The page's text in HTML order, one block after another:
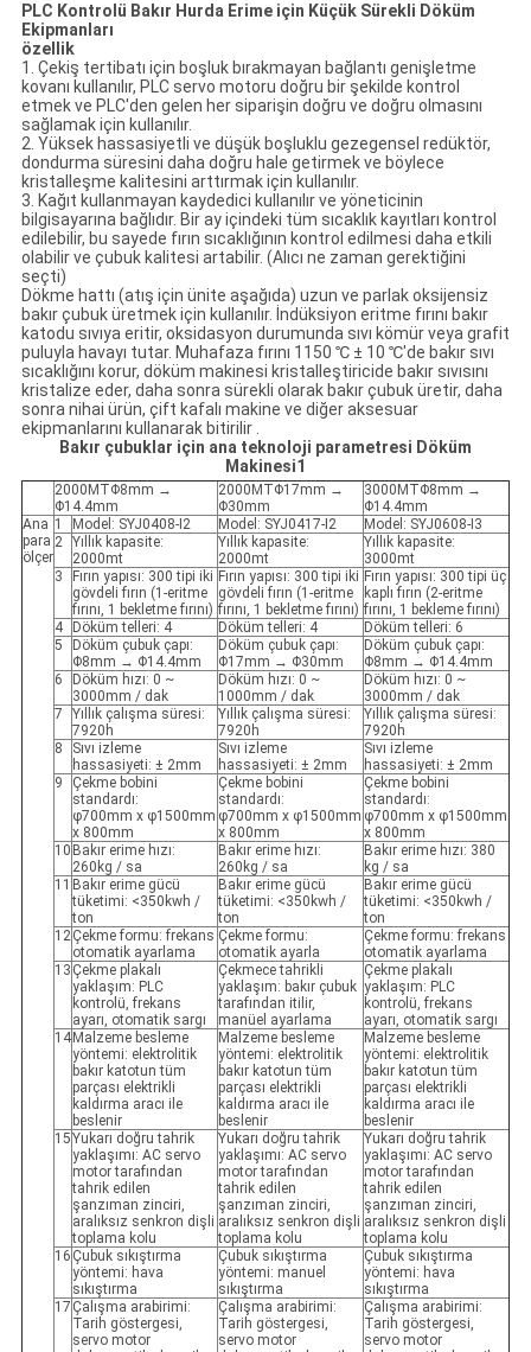
PLC Kontrolü Bakır Hurda Erime için Küçük Sürekli Döküm
Ekipmanları
özellik
1. Çekiş tertibatı için boşluk bırakmayan bağlantı genişletme
kovanı kullanılır, PLC servo motoru doğru bir şekilde kontrol
etmek ve PLC'den gelen her siparişin doğru ve doğru olmasını
sağlamak için kullanılır.
2. Yüksek hassasiyetli ve düşük boşluklu gezegensel redüktör,
dondurma süresini daha doğru hale getirmek ve böylece
kristalleşme kalitesini arttırmak için kullanılır.
3. Kağıt kullanmayan kaydedici kullanılır ve yöneticinin
bilgisayarına bağlıdır. Bir ay içindeki tüm sıcaklık kayıtları kontrol
edilebilir, bu sayede fırın sıcaklığının kontrol edilmesi daha etkili
olabilir ve çubuk kalitesi artabilir. (Alıcı ne zaman gerektiğini
seçti)
Dökme hattı (atış için ünite aşağıda) uzun ve parlak oksijensiz
bakır çubuk üretmek için kullanılır. İndüksiyon eritme fırını bakır
katodu sıvıya eritir, oksidasyon durumunda sıvı kömür veya grafit
puluyla havayı tutar. Muhafaza fırını 1150 ℃ ± 10 ℃'de bakır sıvı
sıcaklığını korur, döküm makinesi kristalleştiricide bakır sıvısını
kristalize eder, daha sonra sürekli olarak bakır çubuk üretir, daha
sonra nihai ürün, çift kafalı makine ve diğer aksesuar
ekipmanlarını kullanarak bitirilir .
Bakır çubuklar için ana teknoloji parametresi Döküm
Makinesi1
2000MTΦ8mm →
Φ14.4mm
2000MTΦ17mm →
Φ30mm
3000MTΦ8mm →
Φ14.4mm
Ana
para
ölçer
1 Model: SYJ0408-I2 Model: SYJ0417-I2
Model: SYJ0608-I3
2 Yıllık kapasite:
2000mt
Yıllık kapasite:
2000mt
Yıllık kapasite:
3000mt
3
Fırın yapısı: 300 tipi iki
gövdeli fırın (1-eritme
fırını, 1 bekletme fırını)
Fırın yapısı: 300 tipi iki
gövdeli fırın (1-eritme
fırını, 1 bekletme fırını)
Fırın yapısı: 300 tipi üç
kaplı fırın (2-eritme
fırını, 1 bekleme fırını)
4
Döküm telleri: 4 Döküm telleri: 4
Döküm telleri: 6
5
Döküm çubuk çapı:
Φ8mm → Φ14.4mm
Döküm çubuk çapı:
Φ17mm → Φ30mm
Döküm çubuk çapı:
Φ8mm → Φ14.4mm
6
Döküm hızı: 0 ~
3000mm / dak
Döküm hızı: 0 ~
1000mm / dak
Döküm hızı: 0 ~
3000mm / dak
7
Yıllık çalışma süresi:
7920h
Yıllık çalışma süresi:
7920h
Yıllık çalışma süresi:
7920h
8
Sıvı izleme
hassasiyeti: ± 2mm
Sıvı izleme
hassasiyeti: ± 2mm
Sıvı izleme
hassasiyeti: ± 2mm
9
Çekme bobini
standardı:
φ700mm x φ1500mm
x 800mm
Çekme bobini
standardı:
φ700mm x φ1500mm
x 800mm
Çekme bobini
standardı:
φ700mm x φ1500mm
x 800mm
10 Bakır erime hızı:
260kg / sa
Bakır erime hızı:
260kg / sa
Bakır erime hızı: 380
kg / sa
11 Bakır erime gücü
tüketimi: <350kwh /
ton
Bakır erime gücü
tüketimi: <350kwh /
ton
Bakır erime gücü
tüketimi: <350kwh /
ton
12Çekme formu: frekans
otomatik ayarlama
Çekme formu:
otomatik ayarla
Çekme formu: frekans
otomatik ayarlama
13 Çekme plakalı
yaklaşım: PLC
kontrolü, frekans
ayarı, otomatik sargı
Çekmece tahrikli
yaklaşım: bakır çubuk
tarafından itilir,
manüel ayarlama
Çekme plakalı
yaklaşım: PLC
kontrolü, frekans
ayarı, otomatik sargı
14 Malzeme besleme
yöntemi: elektrolitik
bakır katotun tüm
parçası elektrikli
kaldırma aracı ile
beslenir
Malzeme besleme
yöntemi: elektrolitik
bakır katotun tüm
parçası elektrikli
kaldırma aracı ile
beslenir
Malzeme besleme
yöntemi: elektrolitik
bakır katotun tüm
parçası elektrikli
kaldırma aracı ile
beslenir
15Yukarı doğru tahrik
yaklaşımı: AC servo
motor tarafından
tahrik edilen
şanzıman zinciri,
aralıksız senkron dişli
toplama kolu
Yukarı doğru tahrik
yaklaşımı: AC servo
motor tarafından
tahrik edilen
şanzıman zinciri,
aralıksız senkron dişli
toplama kolu
Yukarı doğru tahrik
yaklaşımı: AC servo
motor tarafından
tahrik edilen
şanzıman zinciri,
aralıksız senkron dişli
toplama kolu
16 Çubuk sıkıştırma
yöntemi: hava
sıkıştırma
Çubuk sıkıştırma
yöntemi: manuel
sıkıştırma
Çubuk sıkıştırma
yöntemi: hava
sıkıştırma
17 Çalışma arabirimi:
Tarih göstergesi,
servo motor
Çalışma arabirimi:
Tarih göstergesi,
servo motor
Çalışma arabirimi:
Tarih göstergesi,
servo motor